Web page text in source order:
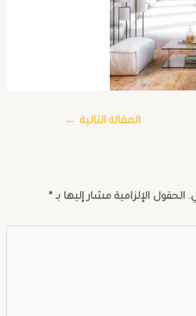
المقالة التالية←
الحقول الإلزامية مشار إليها بـ *